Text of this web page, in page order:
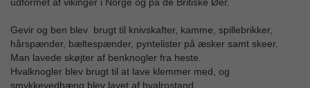
udformet af vikinger i Norge og på de Britiske Øer.
Gevir og ben blev brugt til knivskafter, kamme, spillebrikker,
hårspænder, bæltespænder, pyntelister på æsker samt skeer.
Man lavede skøjter af benknogler fra heste.
Hvalknogler blev brugt til at lave klemmer med, og
smykkevedhæng blev lavet af hvalrostand.